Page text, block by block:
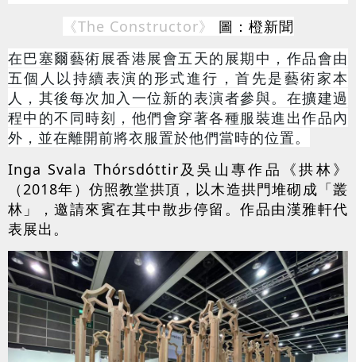
《The Constructor》 圖：橙新聞
在巴塞爾藝術展香港展會五天的展期中，作品會由
五個人以持續表演的形式進行，首先是藝術家本
人，其後每次加入一位新的表演者參與。在擴建過
程中的不同時刻，他們會穿著各種服裝進出作品內
外，並在離開前將衣服置於他們當時的位置。
Inga Svala Thórsdóttir及吳山專作品《拱林》
（2018年）仿照教堂拱頂，以木造拱門堆砌成「叢
林」，邀請來賓在其中散步停留。作品由漢雅軒代
表展出。